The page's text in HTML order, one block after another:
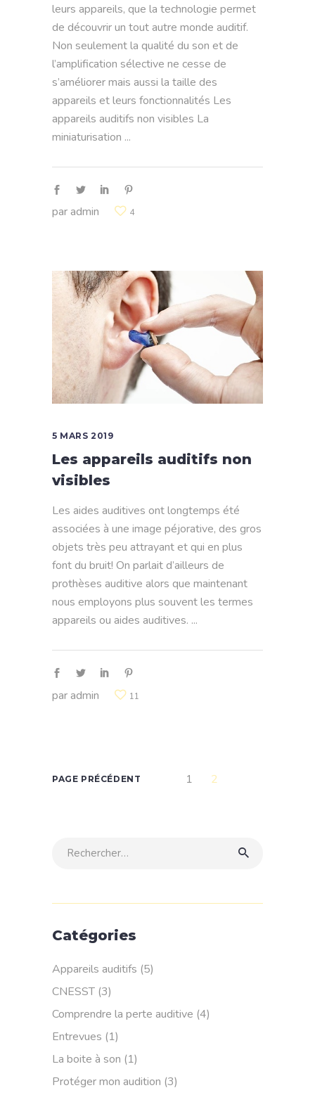
leurs appareils, que la technologie permet
de découvrir un tout autre monde auditif.
Non seulement la qualité du son et de
l’amplification sélective ne cesse de
s’améliorer mais aussi la taille des
appareils et leurs fonctionnalités Les
appareils auditifs non visibles La
miniaturisation
paradmin 4
5 MARS 2019
Les appareils auditifs non
visibles
Les aides auditives ont longtemps été
associées à une image péjorative, des gros
objets très peu attrayant et qui en plus
font du bruit! On parlait d’ailleurs de
prothèses auditive alors que maintenant
nous employons plus souvent les termes
appareils ou aides auditives.
paradmin 11
PAGE PRÉCÉDENT 1 2
Rechercher:
Catégories
Appareils auditifs (5)
CNESST (3)
Comprendre la perte auditive (4)
Entrevues (1)
La boite à son (1)
Protéger mon audition (3)